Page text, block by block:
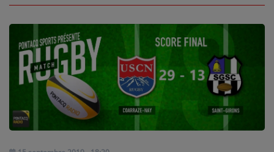
L'ÉQUIPE
GRILLE DES PROGRAMMES
C'ÉTAIT QUOI CE TITRE ?
MÉDIAS